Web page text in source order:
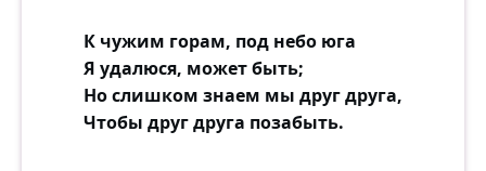
К чужим горам, под небо юга
Я удалюся, может быть;
Но слишком знаем мы друг друга,
Чтобы друг друга позабыть.